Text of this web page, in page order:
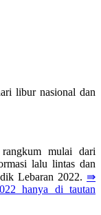
libur nasional dan
mulai dari
lalu lintas dan
Lebaran 2022. ⇛
hanya di tautan